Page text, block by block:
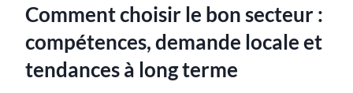
Comment choisir le bon secteur :
compétences, demande locale et
tendances à long terme